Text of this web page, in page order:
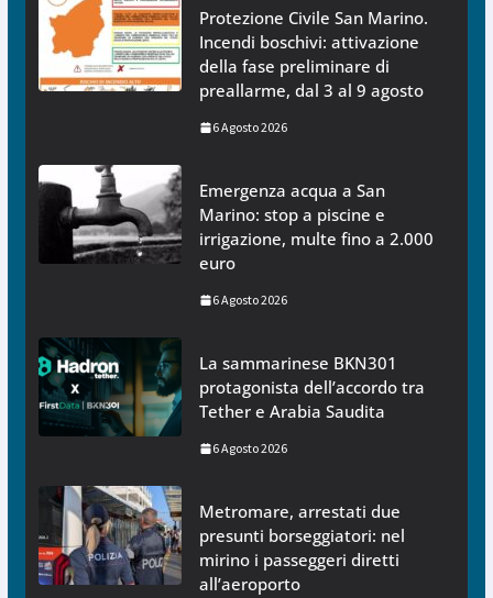
Protezione Civile San Marino.
Incendi boschivi: attivazione
della fase preliminare di
preallarme, dal 3 al 9 agosto
6 Agosto 2026
Emergenza acqua a San
Marino: stop a piscine e
irrigazione, multe fino a 2.000
euro
6 Agosto 2026
La sammarinese BKN301
protagonista dell’accordo tra
Tether e Arabia Saudita
6 Agosto 2026
Metromare, arrestati due
presunti borseggiatori: nel
mirino i passeggeri diretti
all’aeroporto